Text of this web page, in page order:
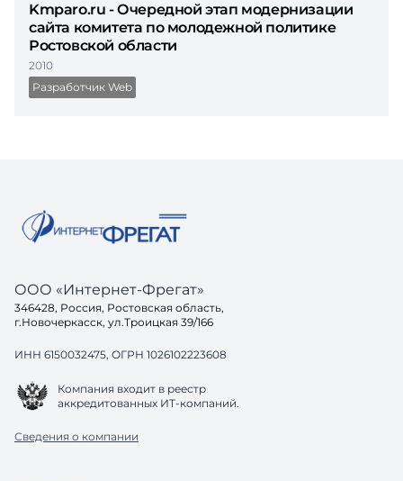
Kmparo.ru - Очередной этап модернизации
сайта комитета по молодежной политике
Ростовской области
2010
Разработчик Web
ООО «Интернет-Фрегат»
346428, Россия, Ростовская область,
г.Новочеркасск, ул.Троицкая 39/166
ИНН 6150032475, ОГРН 1026102223608
Компания входит в реестр
аккредитованных ИТ-компаний.
Сведения о компании